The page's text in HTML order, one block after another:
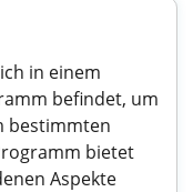
in einem
befindet, um
bestimmten
bietet
Aspekte